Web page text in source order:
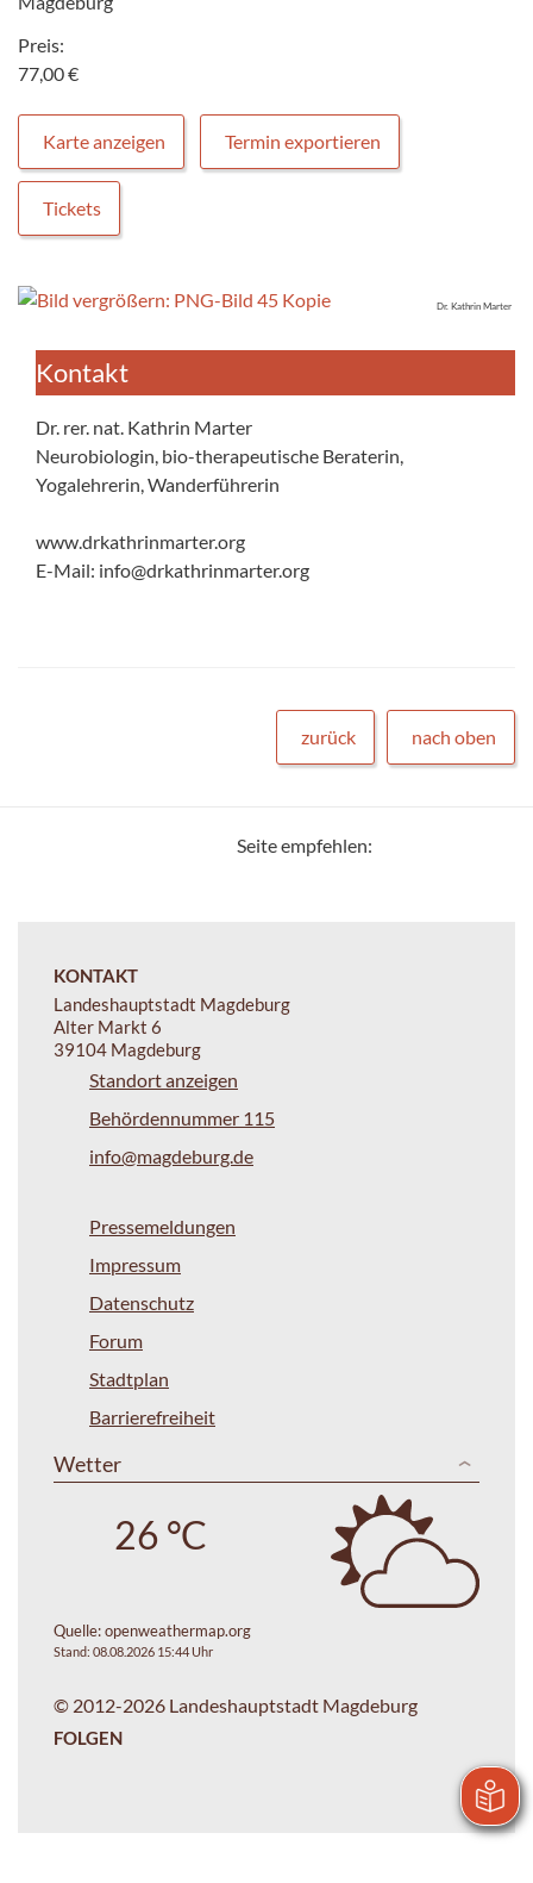
Preis:
77,00 €
Karte anzeigen Termin exportieren
Tickets
Dr. Kathrin Marter
Kontakt
Dr. rer. nat. Kathrin Marter
Neurobiologin, bio-therapeutische Beraterin,
Yogalehrerin, Wanderführerin
www.drkathrinmarter.org
E-Mail: info@drkathrinmarter.org
zurück nach oben
Seite empfehlen:
KONTAKT
Landeshauptstadt Magdeburg
Alter Markt 6
39104 Magdeburg
Standort anzeigen
Behördennummer 115
info@magdeburg.de
Pressemeldungen
Impressum
Datenschutz
Forum
Stadtplan
Barrierefreiheit
Wetter
26 °C
Quelle:openweathermap.org
Stand: 08.08.2026 15:44 Uhr
© 2012-2026 Landeshauptstadt Magdeburg
FOLGEN